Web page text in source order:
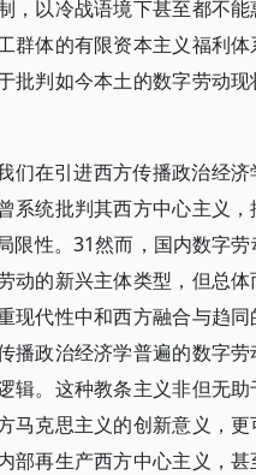
，以冷战语境下甚至都不能
群体的有限资本主义福利体
批判如今本土的数字劳动现
们在引进西方传播政治经济
系统批判其西方中心主义，
限性。31然而，国内数字劳
动的新兴主体类型，但总体
现代性中和西方融合与趋同
播政治经济学普遍的数字
辑。这种教条主义非但无助
马克思主义的创新意义，更
部再生产西方中心主义，甚